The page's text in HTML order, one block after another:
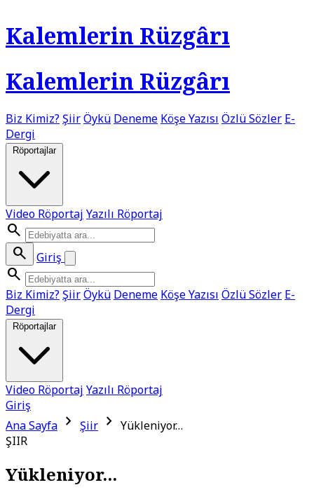
Kalemlerin Rüzgârı
Kalemlerin Rüzgârı
Biz Kimiz? ŞiirÖykü Deneme Köşe Yazısı Özlü Sözler E-
Dergi
Röportajlar
Video Röportaj Yazılı Röportaj
search
search
Giriş
search
Biz Kimiz? ŞiirÖykü Deneme Köşe Yazısı Özlü Sözler E-
Dergi
Röportajlar
Video Röportaj Yazılı Röportaj
Giriş
Ana Sayfa chevron_right Şiir chevron_right Yükleniyor…
ŞIIR
Yükleniyor...